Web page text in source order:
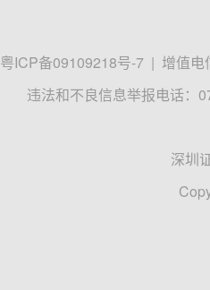
粤ICP备09109218号-7 | 增值电
违法和不良信息举报电话：
深圳